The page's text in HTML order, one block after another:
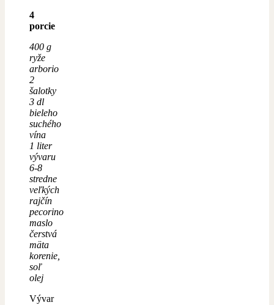
4
porcie
400 g
ryže
arborio
2
šalotky
3 dl
bieleho
suchého
vína
1 liter
vývaru
6-8
stredne
veľkých
rajčín
pecorino
maslo
čerstvá
mäta
korenie,
soľ
olej
Vývar